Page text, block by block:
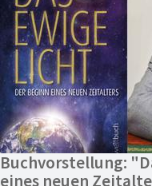
Buchvorstellung:
eines neuen